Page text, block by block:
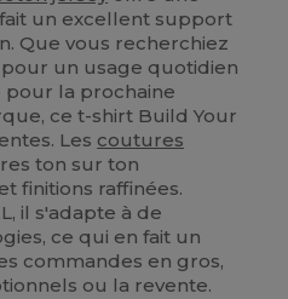
un excellent support
Que vous recherchiez
un usage quotidien
la prochaine
ce t-shirt Build Your
Les coutures
ton sur ton
finitions raffinées.
il s'adapte à de
ce qui en fait un
commandes en gros,
ou la revente.